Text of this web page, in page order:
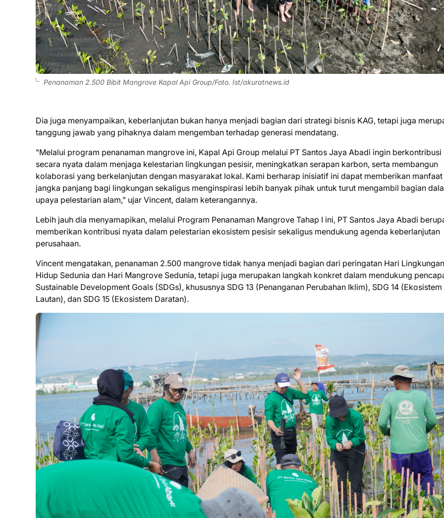
Penanaman 2.500 Bibit Mangrove Kapal Api Group/Foto. Ist/akuratnews.id
Dia juga menyampaikan, keberlanjutan bukan hanya menjadi bagian dari strategi bisnis KAG, tetapi juga
tanggung jawab yang pihaknya dalam mengemban terhadap generasi mendatang.
"Melalui program penanaman mangrove ini, Kapal Api Group melalui PT Santos Jaya Abadi ingin berkontribusi
secara nyata dalam menjaga kelestarian lingkungan pesisir, meningkatkan serapan karbon, serta membangun
kolaborasi yang berkelanjutan dengan masyarakat lokal. Kami berharap inisiatif ini dapat memberikan manfaat
jangka panjang bagi lingkungan sekaligus menginspirasi lebih banyak pihak untuk turut mengambil bagian
upaya pelestarian alam,” ujar Vincent, dalam keterangannya.
Lebih jauh dia menyamapikan, melalui Program Penanaman Mangrove Tahap I ini, PT Santos Jaya Abadi
memberikan kontribusi nyata dalam pelestarian ekosistem pesisir sekaligus mendukung agenda keberlanjutan
perusahaan.
Vincent mengatakan, penanaman 2.500 mangrove tidak hanya menjadi bagian dari peringatan Hari Lingkungan
Hidup Sedunia dan Hari Mangrove Sedunia, tetapi juga merupakan langkah konkret dalam mendukung
Sustainable Development Goals (SDGs), khususnya SDG 13 (Penanganan Perubahan Iklim), SDG 14 (Ekosistem
Lautan), dan SDG 15 (Ekosistem Daratan).